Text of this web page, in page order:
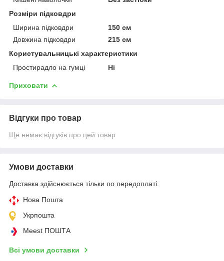
Розміри підковдри
Ширина підковдри
150 см
Довжина підковдри
215 см
Користувальницькі характеристики
Простирадло на гумці
Ні
Приховати
Відгуки про товар
Ще немає відгуків про цей товар
Умови доставки
Доставка здійснюється тільки по передоплаті.
Нова Пошта
Укрпошта
Meest ПОШТА
Всі умови доставки